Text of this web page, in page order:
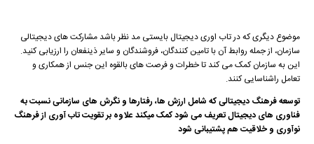
موضوع دیگری که در تاب اوری دیجیتال بایستی مد نظر باشد مشارکت های دیجیتالی
سازمان، از جمله روابط آن با تامین کنندگان، فروشندگان و سایر ذینفعان را ارزیابی کنید.
این به سازمان کمک می کند تا خطرات و فرصت های بالقوه این جنس از همکاری و
تعامل راشناسایی کنند.
توسعه فرهنگ دیجیتالی که شامل ارزش ها، رفتارها و نگرش های سازمانی نسبت به
فناوری های دیجیتال تعریف می شود کمک میکند علاوه بر تقویت تاب آوری از فرهنگ
نوآوری و خلاقیت هم پشتیبانی شود